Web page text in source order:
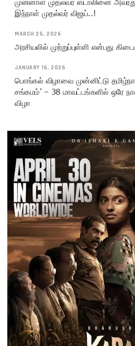
முன்னாள் முதல்வர் ஸ்டாலினை
இந்நாள் முதல்வர் விஜய்..!
MARCH 25, 2026
அரசியலில் முற்றுப்புள்ளி என்பது
JANUARY 16, 2026
பொங்கல் விழாவை முன்னிட்டு
சங்கமம்’ – 38 மாவட்டங்களில் ஒரே
விழா